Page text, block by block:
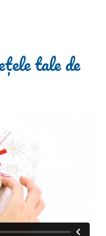
tale de